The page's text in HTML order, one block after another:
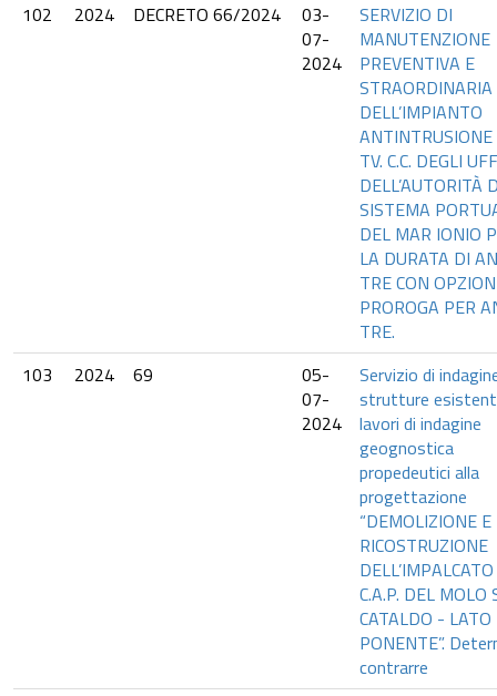
102
2024 DECRETO 66/2024
03-
07-
2024
SERVIZIO DI
MANUTENZIONE
PREVENTIVA E
STRAORDINARIA
DELL’IMPIANTO
TV. C.C. DEGLI
DELL’AUTORITÀ
SISTEMA
DEL MAR IONIO
LA DURATA DI
TRE CON
PROROGA PER
TRE.
103
2024 69
05-
07-
2024
Servizio di
strutture
lavori di indagine
geognostica
propedeutici alla
progettazione
“DEMOLIZIONE E
RICOSTRUZIONE
C.A.P. DEL MOLO
CATALDO - LATO
PONENTE”.
contrarre